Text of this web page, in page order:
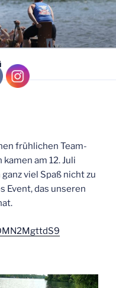
frühlichen Team-
am 12. Juli
viel Spaß nicht zu
Event, das unseren